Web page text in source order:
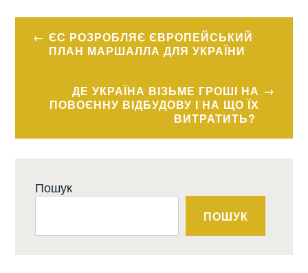
Навігація
записів
ЄС РОЗРОБЛЯЄ ЄВРОПЕЙСЬКИЙ
ПЛАН МАРШАЛЛА ДЛЯ УКРАЇНИ
ДЕ УКРАЇНА ВІЗЬМЕ ГРОШІ НА
ПОВОЄННУ ВІДБУДОВУ І НА ЩО ЇХ
ВИТРАТИТЬ?
Пошук
ПОШУК